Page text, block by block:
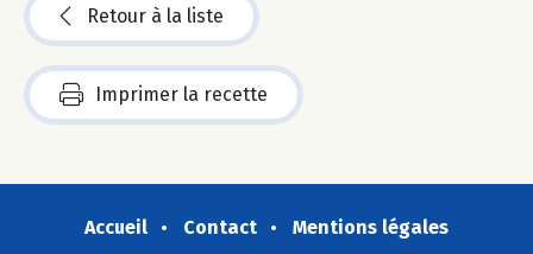
Retour à la liste
Imprimer la recette
Accueil Contact
Mentions légales